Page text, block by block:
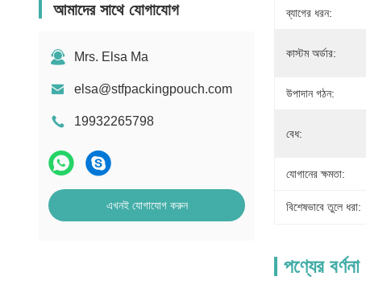
আমাদের সাথে যোগাযোগ
Mrs. Elsa Ma
elsa@stfpackingpouch.com
19932265798
এখনই যোগাযোগ করুন
ব্যাগের ধরন:
কাস্টম অর্ডার:
উপাদান গঠন:
বেধ:
যোগানের ক্ষমতা:
বিশেষভাবে তুলে ধরা:
পণ্যের বর্ণনা